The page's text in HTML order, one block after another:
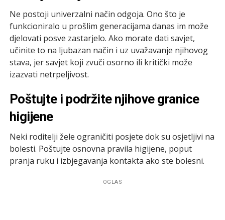
Ne postoji univerzalni način odgoja. Ono što je
funkcioniralo u prošlim generacijama danas im može
djelovati posve zastarjelo. Ako morate dati savjet,
učinite to na ljubazan način i uz uvažavanje njihovog
stava, jer savjet koji zvuči osorno ili kritički može
izazvati netrpeljivost.
Poštujte i podržite njihove granice
higijene
Neki roditelji žele ograničiti posjete dok su osjetljivi na
bolesti. Poštujte osnovna pravila higijene, poput
pranja ruku i izbjegavanja kontakta ako ste bolesni.
OGLAS